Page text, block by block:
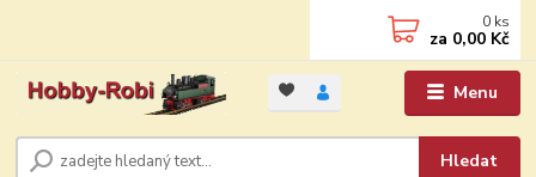
Menu
Hledat
0 ks
za 0,00 Kč